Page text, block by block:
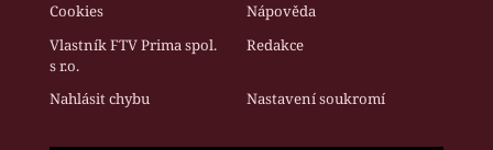
Cookies
Nápověda
Vlastník FTV Prima spol.
s r.o.
Redakce
Nahlásit chybu Nastavení soukromí